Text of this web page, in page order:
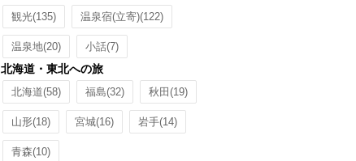
観光(135) 温泉宿(立寄)(122)
温泉地(20) 小話(7)
北海道・東北への旅
北海道(58) 福島(32) 秋田 (19)
山形(18) 宮城(16) 岩手(14)
青森(10)